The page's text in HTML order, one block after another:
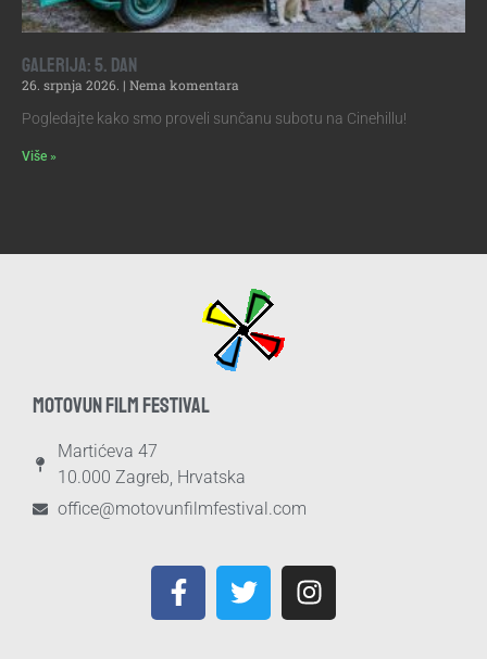
Galerija: 5. dan
26. srpnja 2026.
Nema komentara
Pogledajte kako smo proveli sunčanu subotu na Cinehillu!
Više »
MOTOVUN FILM FESTIVAL
Martićeva 47
10.000 Zagreb, Hrvatska
office@motovunfilmfestival.com